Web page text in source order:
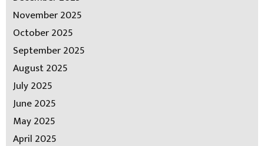
November 2025
October 2025
September 2025
August 2025
July 2025
June 2025
May 2025
April 2025